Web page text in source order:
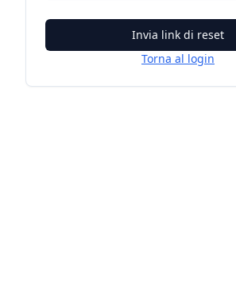
Invia link di reset
Torna al login